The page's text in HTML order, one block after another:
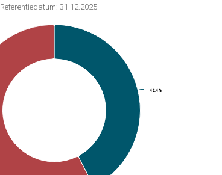
Referentiedatum: 31.12.2025
42.4%
42.4%